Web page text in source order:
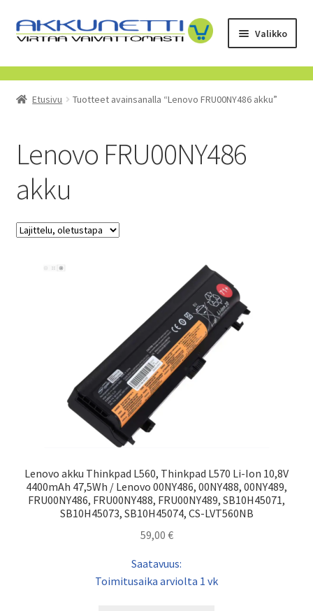
Siirry
navigointiin
Siirry
sisältöön
Valikko
Kauppa
Tietoa meistä
Toimitusehdot
Etusivu Tuotteet avainsanalla “Lenovo FRU00NY486 akku”
Lenovo FRU00NY486
akku
Lenovo akku Thinkpad L560, Thinkpad L570 Li-Ion 10,8V
4400mAh 47,5Wh / Lenovo 00NY486, 00NY488, 00NY489,
FRU00NY486, FRU00NY488, FRU00NY489, SB10H45071,
SB10H45073, SB10H45074, CS-LVT560NB
59,00 €
Saatavuus:
Toimitusaika arviolta 1 vk